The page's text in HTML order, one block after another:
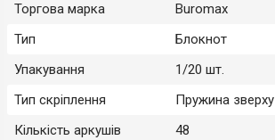
Торгова марка
Buromax
Тип
Блокнот
Упакування
1/20 шт.
Тип скріплення
Пружина зверху
Кількість аркушів
48